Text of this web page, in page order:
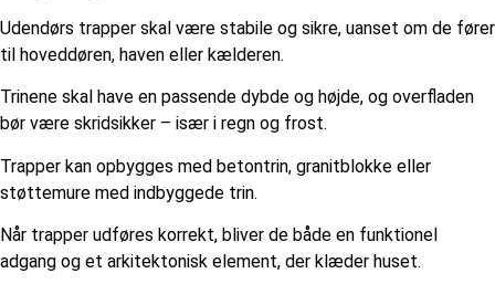
Udendørs trapper skal være stabile og sikre, uanset om de fører
til hoveddøren, haven eller kælderen.
Trinene skal have en passende dybde og højde, og overfladen
bør være skridsikker – især i regn og frost.
Trapper kan opbygges med betontrin, granitblokke eller
støttemure med indbyggede trin.
Når trapper udføres korrekt, bliver de både en funktionel
adgang og et arkitektonisk element, der klæder huset.